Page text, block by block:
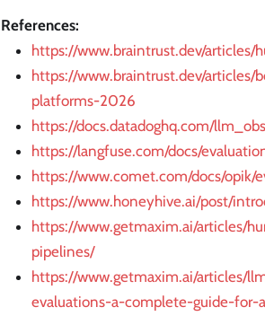
References:
https://www.braintrust.dev/
https://www.braintrust.dev/
platforms-2026
https://docs.datadoghq.com/
https://langfuse.com/docs/
https://www.comet.com/docs/opik/
https://www.honeyhive.ai/post/
https://www.getmaxim.ai/articles/
pipelines/
https://www.getmaxim.ai/articles/
evaluations-a-complete-guide-for-